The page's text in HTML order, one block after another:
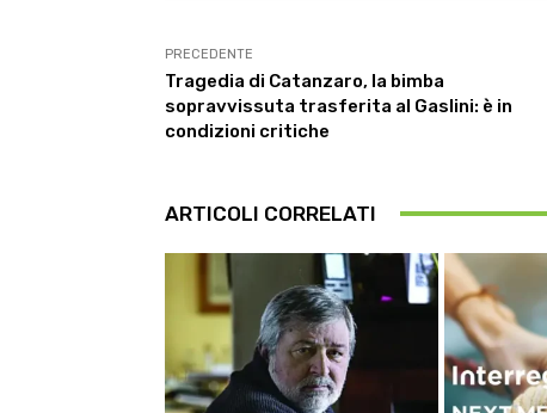
PRECEDENTE
Tragedia di Catanzaro, la bimba
sopravvissuta trasferita al Gaslini: è in
condizioni critiche
ARTICOLI CORRELATI